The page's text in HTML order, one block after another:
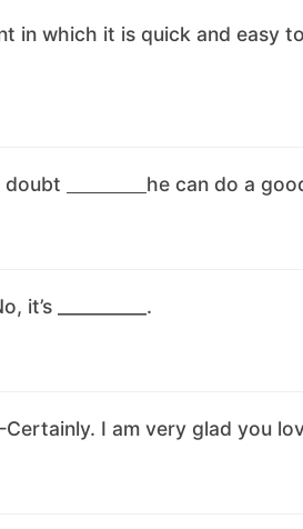
in which it is quick and easy to
doubt he can do a
__________.
I am very glad you